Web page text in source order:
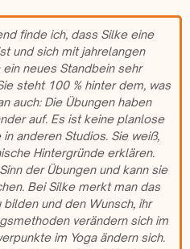
finde ich, dass Silke eine
und sich mit jahrelangen
neues Standbein sehr
steht 100 % hinter dem, was
auch: Die Übungen haben
auf. Es ist keine planlose
anderen Studios. Sie weiß,
Hintergründe erklären.
der Übungen und kann sie
Bei Silke merkt man das
und den Wunsch, ihr
verändern sich im
im Yoga ändern sich.